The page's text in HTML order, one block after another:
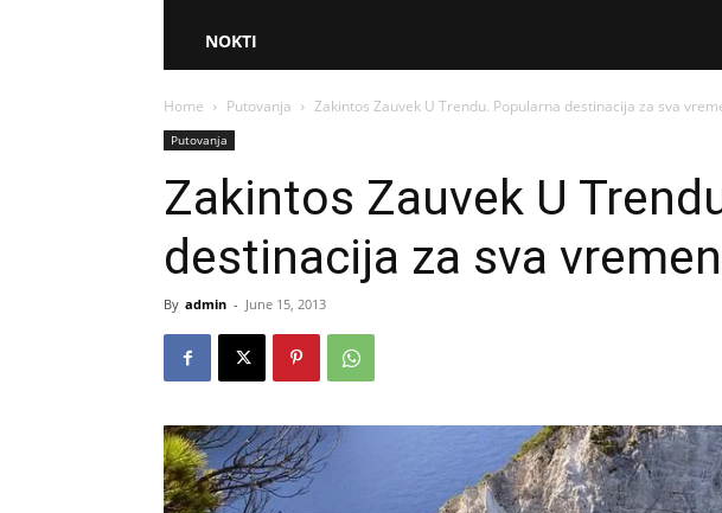
NOKTI
Home Putovanja Zakintos Zauvek U Trendu. Popularna destinacija za sva
Putovanja
Zakintos Zauvek U
destinacija za sva
By admin - June 15, 2013